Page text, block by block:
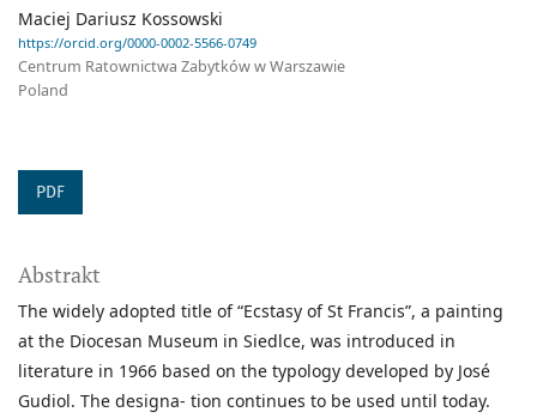
Maciej Dariusz Kossowski
https://orcid.org/0000-0002-5566-0749
Centrum Ratownictwa Zabytków w Warszawie
Poland
PDF
Abstrakt
The widely adopted title of “Ecstasy of St Francis”, a painting
at the Diocesan Museum in Siedlce, was introduced in
literature in 1966 based on the typology developed by José
Gudiol. The designa- tion continues to be used until today.